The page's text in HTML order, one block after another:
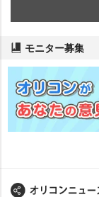
モニター募集